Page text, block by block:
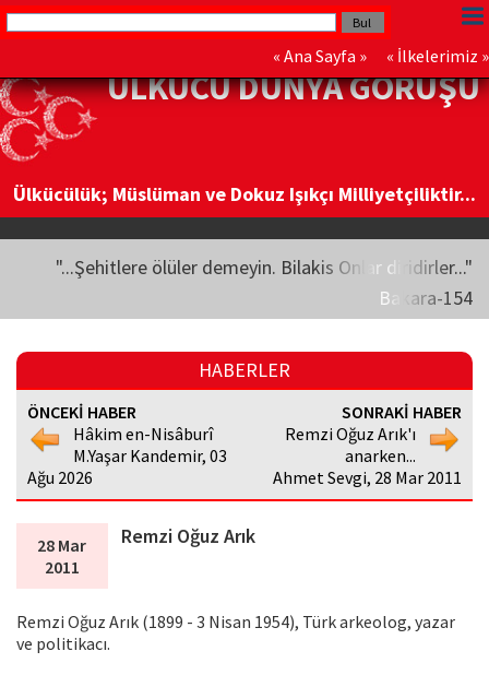
« Ana Sayfa » « İlkelerimiz »
ÜLKÜCÜ DÜNYA GÖRÜŞÜ
Ülkücülük; Müslüman ve Dokuz Işıkçı Milliyetçiliktir...
"...Şehitlere ölüler demeyin. Bilakis Onlar diridirler..."
Bakara-154
HABERLER
ÖNCEKİ HABER
Hâkim en-Nisâburî
M.Yaşar Kandemir, 03
Ağu 2026
SONRAKİ HABER
Remzi Oğuz Arık'ı
anarken...
Ahmet Sevgi, 28 Mar 2011
28 Mar
2011
Remzi Oğuz Arık
Remzi Oğuz Arık (1899 - 3 Nisan 1954), Türk arkeolog, yazar
ve politikacı.